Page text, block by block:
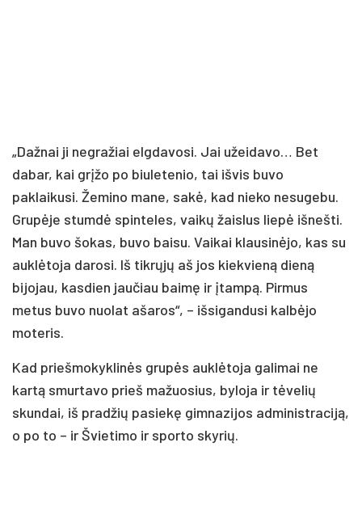
„Dažnai ji negražiai elgdavosi. Jai užeidavo… Bet
dabar, kai grįžo po biuletenio, tai išvis buvo
paklaikusi. Žemino mane, sakė, kad nieko nesugebu.
Grupėje stumdė spinteles, vaikų žaislus liepė išnešti.
Man buvo šokas, buvo baisu. Vaikai klausinėjo, kas su
auklėtoja darosi. Iš tikrųjų aš jos kiekvieną dieną
bijojau, kasdien jaučiau baimę ir įtampą. Pirmus
metus buvo nuolat ašaros“, – išsigandusi kalbėjo
moteris.
Kad priešmokyklinės grupės auklėtoja galimai ne
kartą smurtavo prieš mažuosius, byloja ir tėvelių
skundai, iš pradžių pasiekę gimnazijos administraciją,
o po to – ir Švietimo ir sporto skyrių.